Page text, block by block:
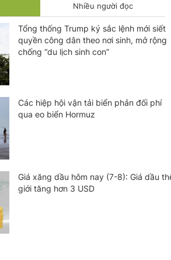
Nhiều người đọc
Tổng thống Trump ký sắc lệnh mới siết
quyền công dân theo nơi sinh, mở rộng
chống “du lịch sinh con”
Các hiệp hội vận tải biển phản đối phí
qua eo biển Hormuz
Giá xăng dầu hôm nay (7-8): Giá dầu
giới tăng hơn 3 USD